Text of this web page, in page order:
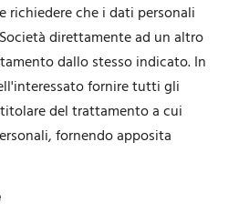
richiedere che i dati personali
direttamente ad un altro
dallo stesso indicato. In
fornire tutti gli
del trattamento a cui
fornendo apposita